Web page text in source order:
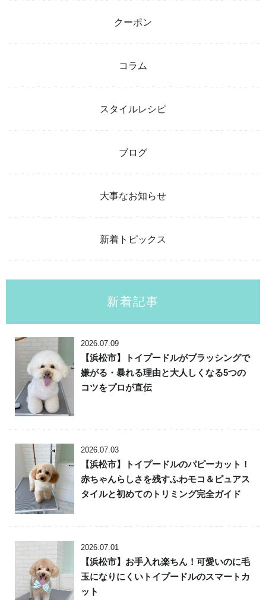
クーポン
コラム
スタイルレシピ
ブログ
大事なお知らせ
新着トピックス
新着記事
2026.07.09
【浜松市】トイプードルがブラッシングで
嫌がる・暴れる理由と大人しくなる5つの
コツをプロが直伝
2026.07.03
【浜松市】トイプードルのパピーカット！
赤ちゃんらしさを残すふわモコ＆ピュアス
タイルと初めてのトリミング完全ガイド
2026.07.01
【浜松市】お手入れ楽ちん！可愛いのに毛
玉になりにくいトイプードルのスマートカ
ット